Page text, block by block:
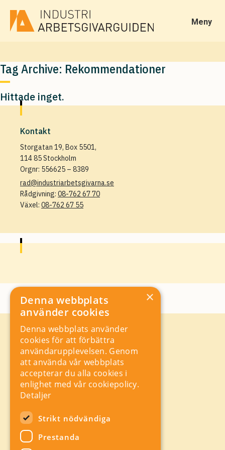
Meny
Tag Archive: Rekommendationer
Hittade inget.
Kontakt
Storgatan 19, Box 5501,
114 85 Stockholm
Orgnr: 556625 – 8389
rad@industriarbetsgivarna.se
Rådgivning: 08-762 67 70
Växel: 08-762 67 55
Kontakt
Storgatan 19, Box 5501,
114 85 Stockholm
Orgnr: 556625 – 8389
rad@industriarbetsgivarna.se
Rådgivning:08-762 67 70
Växel:08-762 67 55
Hitta snabbt
A-Ö
×
Denna webbplats
använder cookies
Denna webbplats använder
cookies för att förbättra
användarupplevelsen. Genom
att använda vår webbplats
accepterar du alla cookies i
enlighet med vår cookiepolicy.
Detaljer
Strikt nödvändiga
Prestanda